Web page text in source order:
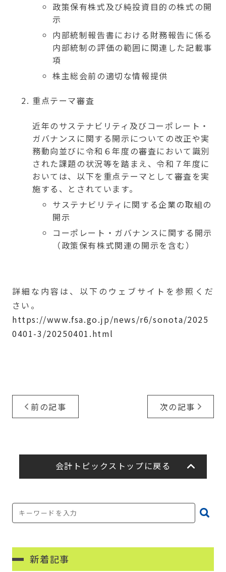
政策保有株式及び純投資目的の株式の開
示
内部統制報告書における財務報告に係る
内部統制の評価の範囲に関連した記載事
項
株主総会前の適切な情報提供
重点テーマ審査
近年のサステナビリティ及びコーポレート・
ガバナンスに関する開示についての改正や実
務動向並びに令和６年度の審査において識別
された課題の状況等を踏まえ、令和７年度に
おいては、以下を重点テーマとして審査を実
施する、とされています。
サステナビリティに関する企業の取組の
開示
コーポレート・ガバナンスに関する開示
（政策保有株式関連の開示を含む）
詳細な内容は、以下のウェブサイトを参照くだ
さい。
https://www.fsa.go.jp/news/r6/sonota/2025
0401-3/20250401.html
前の記事 次の記事
会計トピックストップに戻る
新着記事